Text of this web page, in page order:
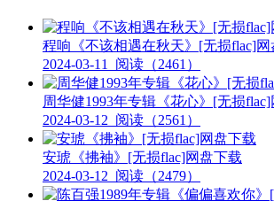
程响《不该相遇在秋天》[无损flac]网
2024-03-11
阅读（2461）
周华健1993年专辑《花心》[无损
2024-03-12 阅读（2561）
安琥《拂袖》[无损flac]网盘下载
2024-03-12 阅读（2479）